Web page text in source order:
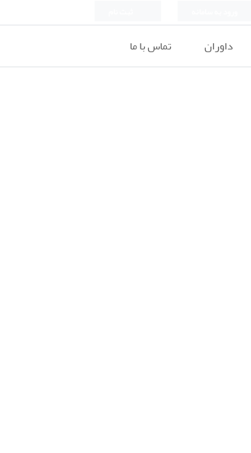
داوران تماس با ما